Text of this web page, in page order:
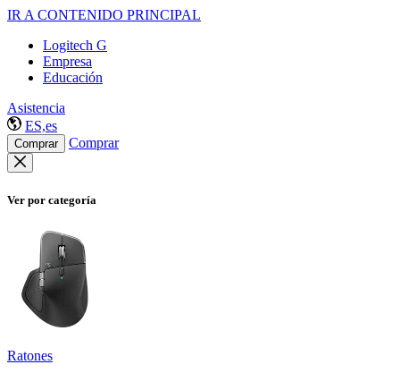
IR A CONTENIDO PRINCIPAL
Logitech G
Empresa
Educación
Asistencia
ES,es
Comprar Comprar
Ver por categoría
Ratones